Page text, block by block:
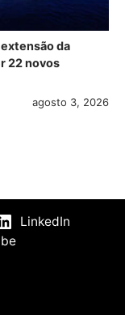
da
22 novos
agosto 3, 2026
LinkedIn